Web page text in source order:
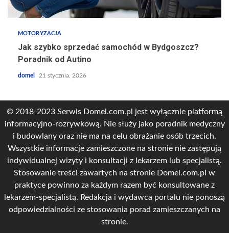
MOTORYZACJA
Jak szybko sprzedać samochód w Bydgoszcz?
Poradnik od Autino
domel 21 stycznia, 2026
© 2018-2023 Serwis Domel.com.pl jest wyłącznie platformą
informacyjno-rozrywkową. Nie służy jako poradnik medyczny
i budowlany oraz nie ma na celu obrażanie osób trzecich.
Wszystkie informacje zamieszczone na stronie nie zastępują
indywidualnej wizyty i konsultacji z lekarzem lub specjalistą.
Stosowanie treści zawartych na stronie Domel.com.pl w
praktyce powinno za każdym razem być konsultowane z
lekarzem-specjalistą. Redakcja i wydawca portalu nie ponoszą
odpowiedzialności ze stosowania porad zamieszczanych na
stronie.